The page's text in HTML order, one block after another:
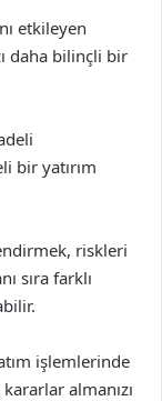
etkileyen
daha bilinçli bir
bir yatırım
riskleri
sıra farklı
işlemlerinde
almanızı